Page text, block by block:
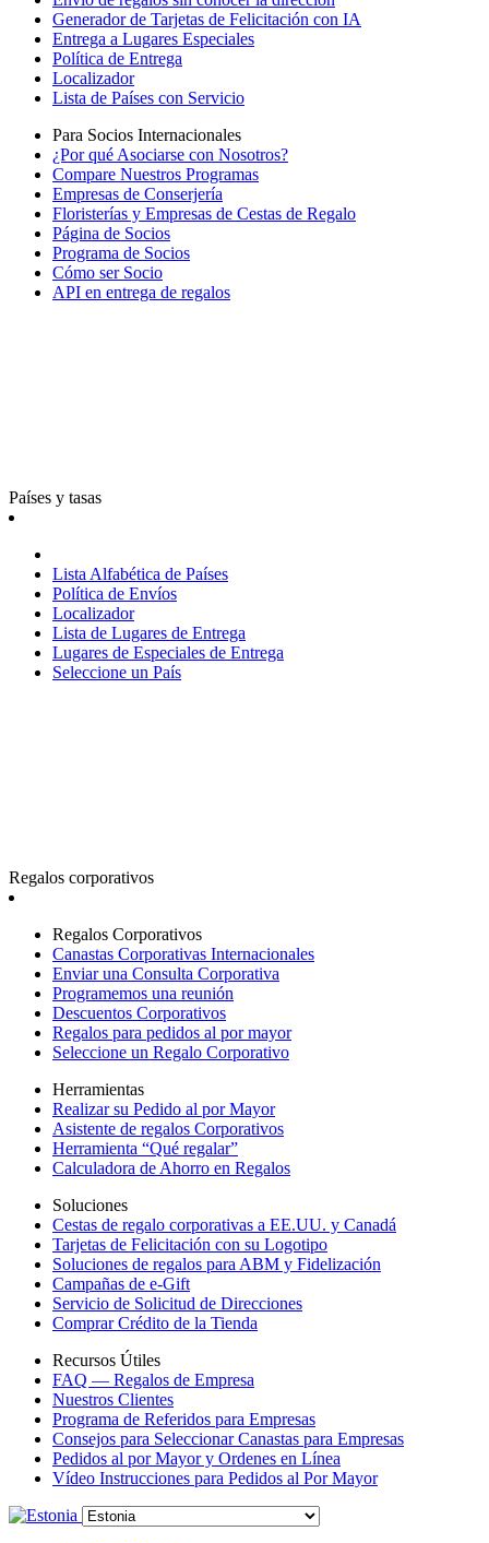
Generador de Tarjetas de Felicitación con IA
Entrega a Lugares Especiales
Política de Entrega
Localizador
Lista de Países con Servicio
Para Socios Internacionales
¿Por qué Asociarse con Nosotros?
Compare Nuestros Programas
Empresas de Conserjería
Floristerías y Empresas de Cestas de Regalo
Página de Socios
Programa de Socios
Cómo ser Socio
API en entrega de regalos
Países y tasas
Lista Alfabética de Países
Política de Envíos
Localizador
Lista de Lugares de Entrega
Lugares de Especiales de Entrega
Seleccione un País
Regalos corporativos
Regalos Corporativos
Canastas Corporativas Internacionales
Enviar una Consulta Corporativa
Programemos una reunión
Descuentos Corporativos
Regalos para pedidos al por mayor
Seleccione un Regalo Corporativo
Herramientas
Realizar su Pedido al por Mayor
Asistente de regalos Corporativos
Herramienta “Qué regalar”
Calculadora de Ahorro en Regalos
Soluciones
Cestas de regalo corporativas a EE.UU. y Canadá
Tarjetas de Felicitación con su Logotipo
Soluciones de regalos para ABM y Fidelización
Campañas de e-Gift
Servicio de Solicitud de Direcciones
Comprar Crédito de la Tienda
Recursos Útiles
FAQ — Regalos de Empresa
Nuestros Clientes
Programa de Referidos para Empresas
Consejos para Seleccionar Canastas para Empresas
Pedidos al por Mayor y Ordenes en Línea
Vídeo Instrucciones para Pedidos al Por Mayor